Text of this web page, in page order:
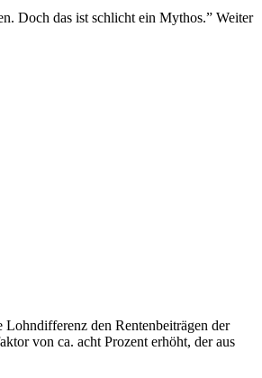
Doch das ist schlicht ein Mythos.” Weiter
Lohndifferenz den Rentenbeiträgen der
von ca. acht Prozent erhöht, der aus